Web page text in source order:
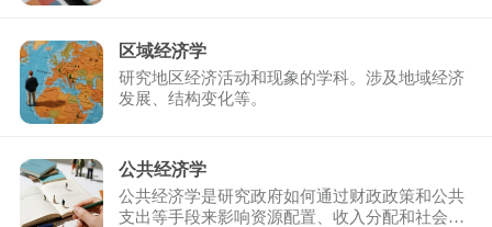
区域经济学
研究地区经济活动和现象的学科。涉及地域经济
发展、结构变化等。
公共经济学
公共经济学是研究政府如何通过财政政策和公共
支出等手段来影响资源配置、收入分配和社会福